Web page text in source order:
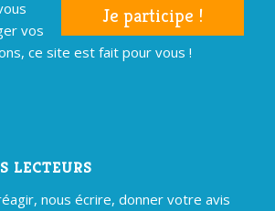
Je participe !
vos
ce site est fait pour vous !
LECTEURS
nous écrire, donner votre avis